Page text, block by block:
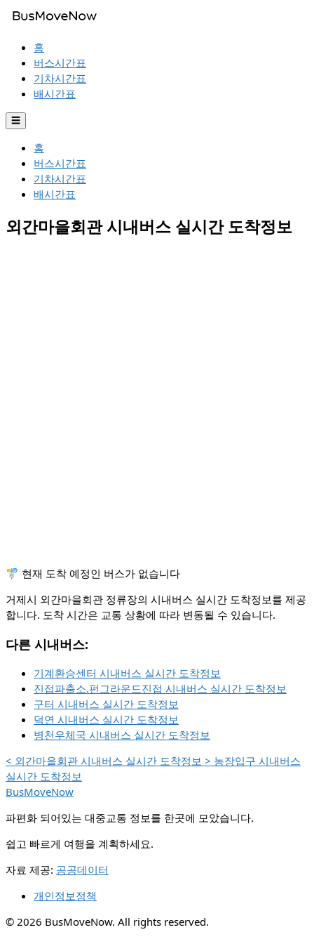
홈
버스시간표
기차시간표
배시간표
☰
홈
버스시간표
기차시간표
배시간표
외간마을회관 시내버스 실시간 도착정보
🚏 현재 도착 예정인 버스가 없습니다
거제시 외간마을회관 정류장의 시내버스 실시간 도착정보를 제공
합니다. 도착 시간은 교통 상황에 따라 변동될 수 있습니다.
다른 시내버스:
기계환승센터 시내버스 실시간 도착정보
진접파출소.펀그라운드진접 시내버스 실시간 도착정보
구터 시내버스 실시간 도착정보
덕연 시내버스 실시간 도착정보
병천우체국 시내버스 실시간 도착정보
< 외간마을회관 시내버스 실시간 도착정보 > 농장입구 시내버스
실시간 도착정보
BusMoveNow
파편화 되어있는 대중교통 정보를 한곳에 모았습니다.
쉽고 빠르게 여행을 계획하세요.
자료 제공: 공공데이터
개인정보정책
© 2026 BusMoveNow. All rights reserved.